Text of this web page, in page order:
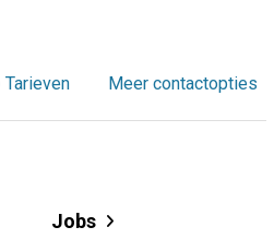
Tarieven Meer contactopties
Jobs